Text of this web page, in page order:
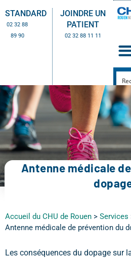
STANDARD
02 32 88
89 90
JOINDRE UN
PATIENT
02 32 88 11 11
Antenne médicale
Accueil du CHU de Rouen > Services
Antenne médicale de prévention du
Les conséquences du dopage sur